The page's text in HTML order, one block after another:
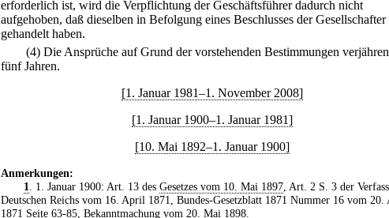
erforderlich ist, wird die Verpflichtung der Geschäftsführer dadurch nicht
aufgehoben, daß dieselben in Befolgung eines Beschlusses der Gesellschafter
gehandelt haben.
(4) Die Ansprüche auf Grund der vorstehenden Bestimmungen
fünf Jahren.
[1. Januar 1981–1. November 2008]
[1. Januar 1900–1. Januar 1981]
[10. Mai 1892–1. Januar 1900]
Anmerkungen:
1
. 1. Januar 1900: Art. 13 des Gesetzes vom 10. Mai 1897, Art. 2 S. 3 der
Deutschen Reichs vom 16. April 1871, Bundes-Gesetzblatt 1871 Nummer 16 vom 20.
1871 Seite 63-85, Bekanntmachung vom 20. Mai 1898